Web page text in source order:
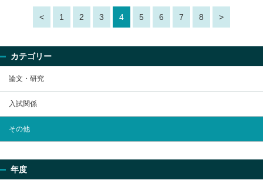
< 1 2 3 4 5 6 7 8 >
カテゴリー
論文・研究
入試関係
その他
年度